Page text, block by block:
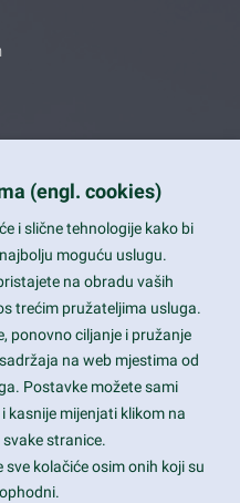
View, CA 94043
(engl. cookies)
i slične tehnologije kako bi
moguću uslugu.
na obradu vaših
trećim pružateljima usluga.
ponovno ciljanje i pružanje
na web mjestima od
Postavke možete sami
kasnije mijenjati klikom na
stranice.
kolačiće osim onih koji su